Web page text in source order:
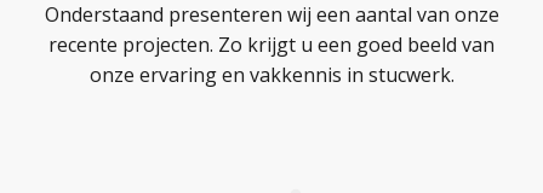
Onderstaand presenteren wij een aantal van onze
recente projecten. Zo krijgt u een goed beeld van
onze ervaring en vakkennis in stucwerk.